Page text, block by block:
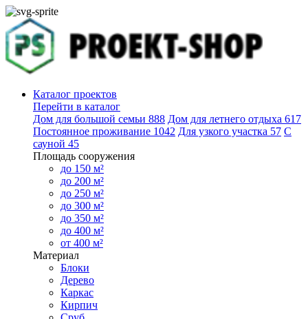
Каталог проектов
Перейти в каталог
Дом для большой семьи 888 Дом для летнего отдыха 617
Постоянное проживание 1042 Для узкого участка 57 С
сауной 45
Площадь сооружения
до 150 м²
до 200 м²
до 250 м²
до 300 м²
до 350 м²
до 400 м²
от 400 м²
Материал
Блоки
Дерево
Каркас
Кирпич